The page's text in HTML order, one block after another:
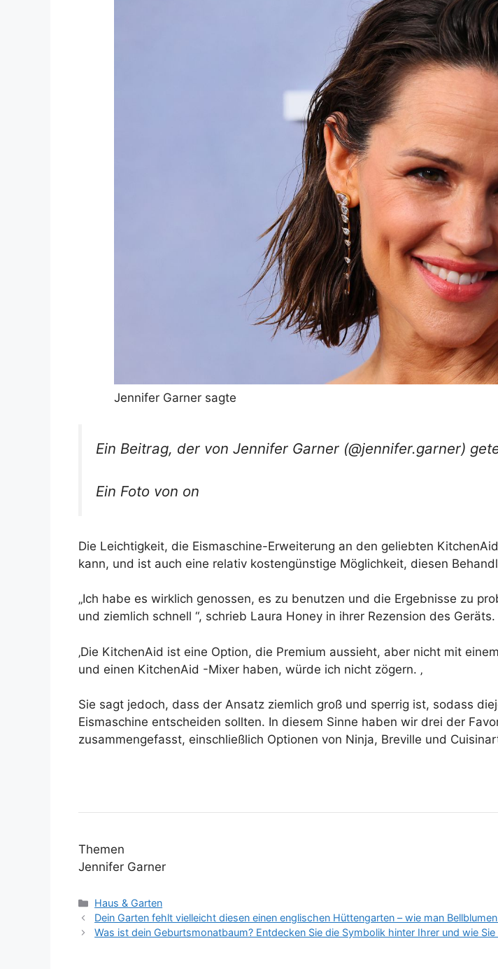
Jennifer Garner sagte
Ein Beitrag, der von Jennifer Garner (@jennifer.garner)
Ein Foto von on
Die Leichtigkeit, die Eismaschine-Erweiterung an den geliebten
kann, und ist auch eine relativ kostengünstige Möglichkeit, diesen
„Ich habe es wirklich genossen, es zu benutzen und die Ergebnisse zu
und ziemlich schnell “, schrieb Laura Honey in ihrer Rezension des Geräts.
‚Die KitchenAid ist eine Option, die Premium aussieht, aber nicht mit
und einen KitchenAid -Mixer haben, würde ich nicht zögern. ‚
Sie sagt jedoch, dass der Ansatz ziemlich groß und sperrig ist, sodass
Eismaschine entscheiden sollten. In diesem Sinne haben wir drei der
zusammengefasst, einschließlich Optionen von Ninja, Breville und
Themen
Jennifer Garner
Kategorien
Haus & Garten
Dein Garten fehlt vielleicht diesen einen englischen Hüttengarten – wie man
Was ist dein Geburtsmonatbaum? Entdecken Sie die Symbolik hinter Ihrer und wie